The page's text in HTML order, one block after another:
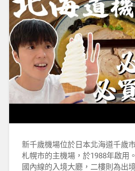
新千歲機場位於日本北海道千歲
札幌市的主機場，於1988年啟用
國內線的入境大廳，二樓則為出